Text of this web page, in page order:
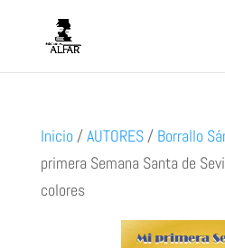
Inicio /AUTORES/ Borrallo
primera Semana Santa de
colores